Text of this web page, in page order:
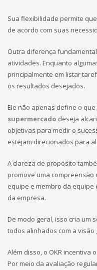
Sua flexibilidade permite
de acordo com suas
Outra diferença
atividades. Enquanto
principalmente em listar
os resultados desejados.
Ele não apenas define o
supermercado deseja
objetivas para medir o
estejam direcionados para
A clareza de propósito
promove uma compreensão
equipe e membro da
da empresa.
De modo geral, isso cria um
todos alinhados com a visão
Além disso, o OKR incentiva
Por meio da avaliação